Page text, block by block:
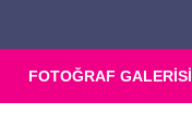
FOTOĞRAF GALERİSİ